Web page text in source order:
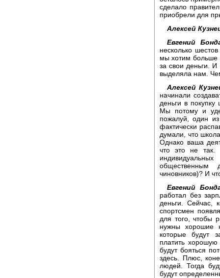
сделало
приобрели для
Алексей
Евгений
несколько
мы хотим больше
за свои деньги.
выделяла нам.
Алексей
начинали
деньги в
Мы потому и
пожалуй, один
фактически
думали, что
Однако ваша
что это не
общественным
чиновников)? И
Евгений
работал без
деньги. Сейчас,
спортсмен
для того, чтобы
нужны хорошие
которые будут
платить хорошую
будут бояться
здесь. Плюс,
людей. Тогда
будут